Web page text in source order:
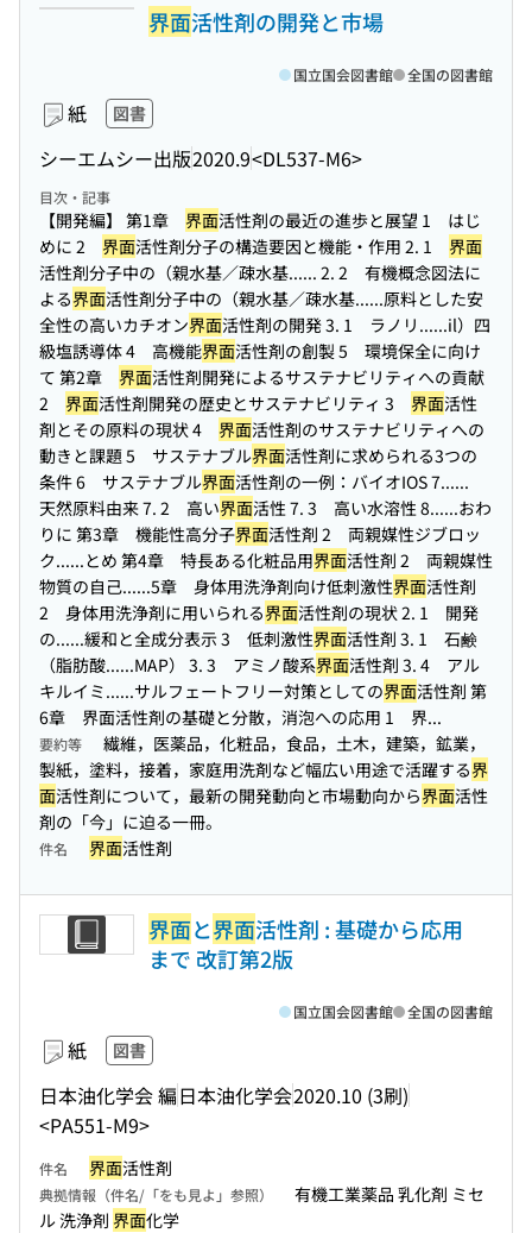
界面活性剤の開発と市場
紙 図書
シーエムシー出版2020.9<DL537-M6>
国立国会図書館 全国の図書館
目次・記事
【開発編】 第1章 界面活性剤の最近の進歩と展望 1 はじ
めに 2 界面活性剤分子の構造要因と機能・作用 2. 1 界面
活性剤分子中の（親水基／疎水基...... 2. 2 有機概念図法に
よる界面活性剤分子中の（親水基／疎水基......原料とした安
全性の高いカチオン界面活性剤の開発 3. 1 ラノリ......il）四
級塩誘導体 4 高機能界面活性剤の創製 5 環境保全に向け
て 第2章 界面活性剤開発によるサステナビリティへの貢献
2 界面活性剤開発の歴史とサステナビリティ 3 界面活性
剤とその原料の現状 4 界面活性剤のサステナビリティへの
動きと課題 5 サステナブル界面活性剤に求められる3つの
条件 6 サステナブル界面活性剤の一例：バイオIOS 7......
天然原料由来 7. 2 高い界面活性 7. 3 高い水溶性 8......おわ
りに 第3章 機能性高分子界面活性剤 2 両親媒性ジブロッ
ク......とめ 第4章 特長ある化粧品用界面活性剤 2 両親媒性
物質の自己......5章 身体用洗浄剤向け低刺激性界面活性剤
2 身体用洗浄剤に用いられる界面活性剤の現状 2. 1 開発
の......緩和と全成分表示 3 低刺激性界面活性剤 3. 1 石鹸
（脂肪酸......MAP） 3. 3 アミノ酸系界面活性剤 3. 4 アル
キルイミ......サルフェートフリー対策としての界面活性剤 第
6章 界面活性剤の基礎と分散，消泡への応用 1 界...
要約等
繊維，医薬品，化粧品，食品，土木，建築，鉱業，
製紙，塗料，接着，家庭用洗剤など幅広い用途で活躍する界
面活性剤について，最新の開発動向と市場動向から界面活性
剤の「今」に迫る一冊。
件名 界面活性剤
界面と界面活性剤 : 基礎から応用
まで 改訂第2版
紙 図書
日本油化学会 編日本油化学会2020.10 (3刷)
<PA551-M9>
国立国会図書館 全国の図書館
件名 界面活性剤
典拠情報（件名/「をも見よ」参照）
有機工業薬品 乳化剤 ミセ
ル 洗浄剤 界面化学